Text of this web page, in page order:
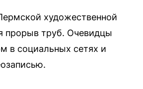
художественной
прорыв труб. Очевидцы
в социальных сетях и